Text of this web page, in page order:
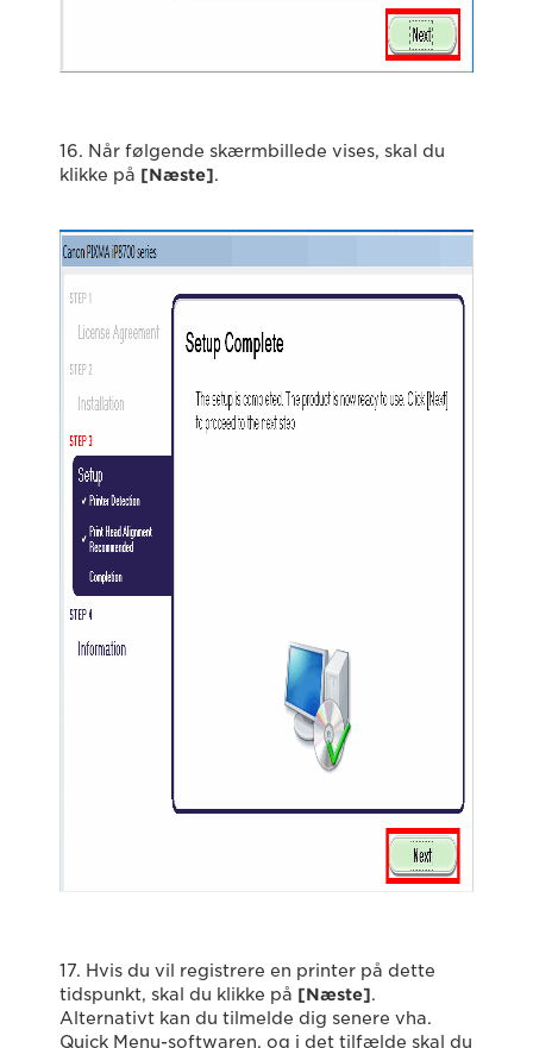
16. Når følgende skærmbillede vises, skal du
klikke på [Næste].
17. Hvis du vil registrere en printer på dette
tidspunkt, skal du klikke på [Næste].
Alternativt kan du tilmelde dig senere vha.
Quick Menu-softwaren, og i det tilfælde skal du